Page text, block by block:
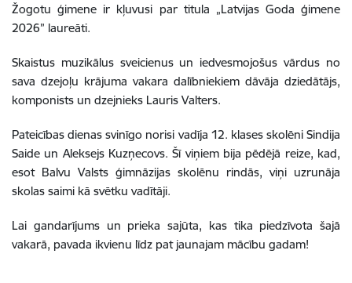
Žogotu ģimene ir kļuvusi par titula „Latvijas Goda ģimene
2026” laureāti.
Skaistus muzikālus sveicienus un iedvesmojošus vārdus no
sava dzejoļu krājuma vakara dalībniekiem dāvāja dziedātājs,
komponists un dzejnieks Lauris Valters.
Pateicības dienas svinīgo norisi vadīja 12. klases skolēni Sindija
Saide un Aleksejs Kuzņecovs. Šī viņiem bija pēdējā reize, kad,
esot Balvu Valsts ģimnāzijas skolēnu rindās, viņi uzrunāja
skolas saimi kā svētku vadītāji.
Lai gandarījums un prieka sajūta, kas tika piedzīvota šajā
vakarā, pavada ikvienu līdz pat jaunajam mācību gadam!